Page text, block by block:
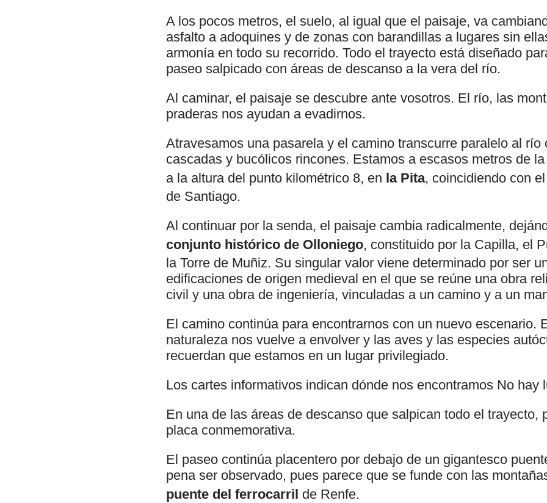
A los pocos metros, el suelo, al igual que el paisaje, va
asfalto a adoquines y de zonas con barandillas a lugares sin
armonía en todo su recorrido. Todo el trayecto está diseñado
paseo salpicado con áreas de descanso a la vera del río.
Al caminar, el paisaje se descubre ante vosotros. El río, las
praderas nos ayudan a evadirnos.
Atravesamos una pasarela y el camino transcurre paralelo al río
cascadas y bucólicos rincones. Estamos a escasos metros de
a la altura del punto kilométrico 8, en la Pita, coincidiendo con
de Santiago.
Al continuar por la senda, el paisaje cambia radicalmente,
conjunto histórico de Olloniego, constituido por la Capilla, el
la Torre de Muñiz. Su singular valor viene determinado por ser
edificaciones de origen medieval en el que se reúne una obra
civil y una obra de ingeniería, vinculadas a un camino y a un
El camino continúa para encontrarnos con un nuevo escenario.
naturaleza nos vuelve a envolver y las aves y las especies
recuerdan que estamos en un lugar privilegiado.
Los cartes informativos indican dónde nos encontramos No hay
En una de las áreas de descanso que salpican todo el trayecto,
placa conmemorativa.
El paseo continúa placentero por debajo de un gigantesco
pena ser observado, pues parece que se funde con las
puente del ferrocarril de Renfe.